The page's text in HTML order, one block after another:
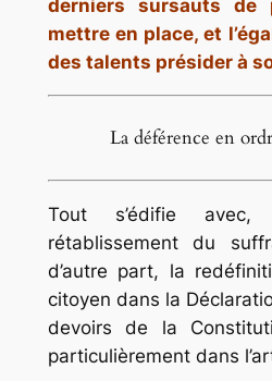
derniers sursauts de
mettre en place, et
des talents présider à
La déférence en
Tout s’édifie
rétablissement du
d’autre part, la
citoyen dans la
devoirs de la
particulièrement dans